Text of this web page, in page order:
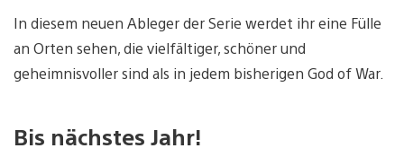
In diesem neuen Ableger der Serie werdet ihr eine Fülle
an Orten sehen, die vielfältiger, schöner und
geheimnisvoller sind als in jedem bisherigen God of War.
Bis nächstes Jahr!